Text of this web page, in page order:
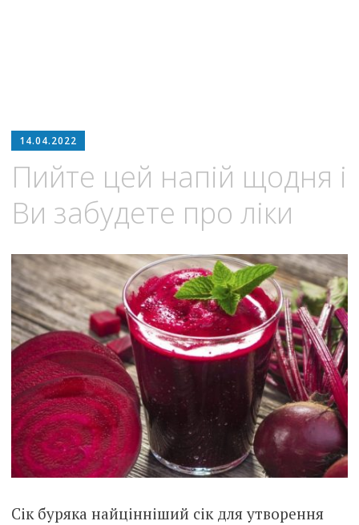
14.04.2022
Пийте цей напій щодня і
Ви забудете про ліки
Сік буряка найцінніший сік для утворення